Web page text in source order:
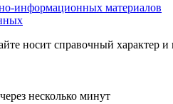
информационных материалов
носит справочный характер и
несколько минут